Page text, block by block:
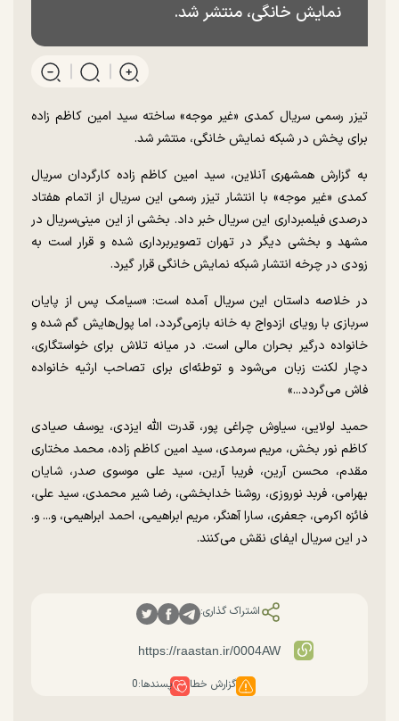
نمایش خانگی، منتشر شد.
تیزر رسمی سریال کمدی «غیر موجه» ساخته سید امین کاظم زاده
برای پخش در شبکه نمایش خانگی، منتشر شد.
به گزارش همشهری آنلاین، سید امین کاظم زاده کارگردان سریال
کمدی «غیر موجه» با انتشار تیزر رسمی این سریال از اتمام هفتاد
درصدی فیلمبرداری این سریال خبر داد. بخشی از این مینی‌سریال در
مشهد و بخشی دیگر در تهران تصویربرداری شده و قرار است به
زودی در چرخه انتشار شبکه نمایش خانگی قرار گیرد.
در خلاصه داستان این سریال آمده است: «سیامک پس از پایان
سربازی با رویای ازدواج به خانه بازمی‌گردد، اما پول‌هایش گم شده و
خانواده درگیر بحران مالی است. در میانه تلاش برای خواستگاری،
دچار لکنت زبان می‌شود و توطئه‌ای برای تصاحب ارثیه خانواده
فاش می‌گردد...»
حمید لولایی، سیاوش چراغی پور، قدرت الله ایزدی، یوسف صیادی
کاظم نور بخش، مریم سرمدی، سید امین کاظم زاده، محمد مختاری
مقدم، محسن آرین، فریبا آرین، سید علی موسوی صدر، شایان
بهرامی، فربد نوروزی، روشنا خدابخشی، رضا شیر محمدی، سید علی،
فائزه اکرمی، جعفری، سارا آهنگر، مریم ابراهیمی، احمد ابراهیمی، و... و.
در این سریال ایفای نقش می‌کنند.
اشتراک گذاری:
گزارش خطا پسندها:0